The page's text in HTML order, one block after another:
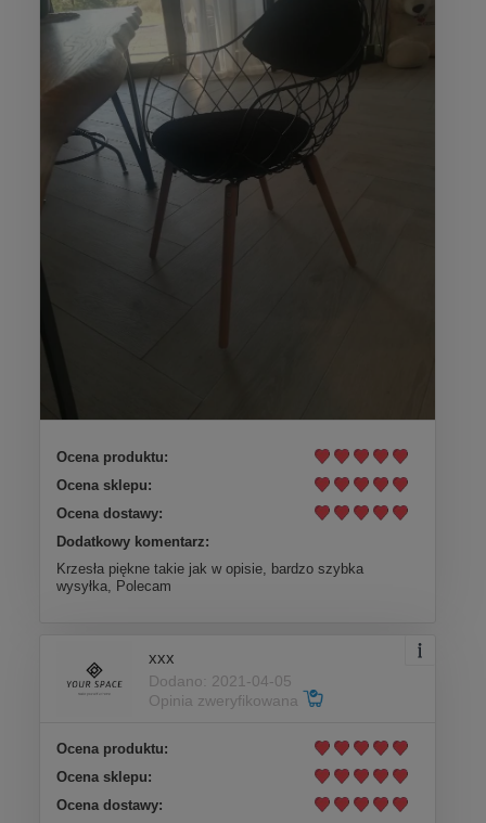
Ocena produktu:
Ocena sklepu:
Ocena dostawy:
Dodatkowy komentarz:
Krzesła piękne takie jak w opisie, bardzo szybka
wysyłka, Polecam
xxx
Dodano: 2021-04-05
Opinia zweryfikowana
Ocena produktu:
Ocena sklepu:
Ocena dostawy: